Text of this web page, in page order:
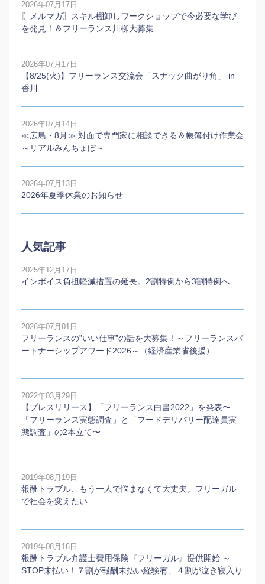
2026年07月17日
〖メルマガ〗スキル棚卸しワークショップで今必要な学び
を発見！＆フリーランス川柳大募集
2026年07月17日
【8/25(火)】フリーランス交流会「スナック曲がり角」 in
香川
2026年07月14日
≪広島・8月≫ 対面で専門家に相談できる＆帳簿付け作業会
～リアルみんちょぼ～
2026年07月13日
2026年夏季休業のお知らせ
人気記事
2025年12月17日
インボイス負担軽減措置の延長。2割特例から3割特例へ
2026年07月01日
フリーランスの”いい仕事”の話を大募集！～フリーランスパ
ートナーシップアワード2026～（経済産業省後援）
2022年03月29日
【プレスリリース】「フリーランス白書2022」を発表〜
「フリーランス実態調査」と「フードデリバリー配達員実
態調査」の2本⽴て〜
2019年08月19日
報酬トラブル、もう一人で悩まなくて大丈夫。フリーガル
で社会を変えたい
2019年08月16日
報酬トラブル弁護士費用保険『フリーガル』提供開始 ～
STOP未払い！７割が報酬未払い経験有、４割が泣き寝入り